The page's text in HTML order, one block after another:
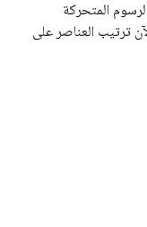
المتحركة
ترتيب العناصر على